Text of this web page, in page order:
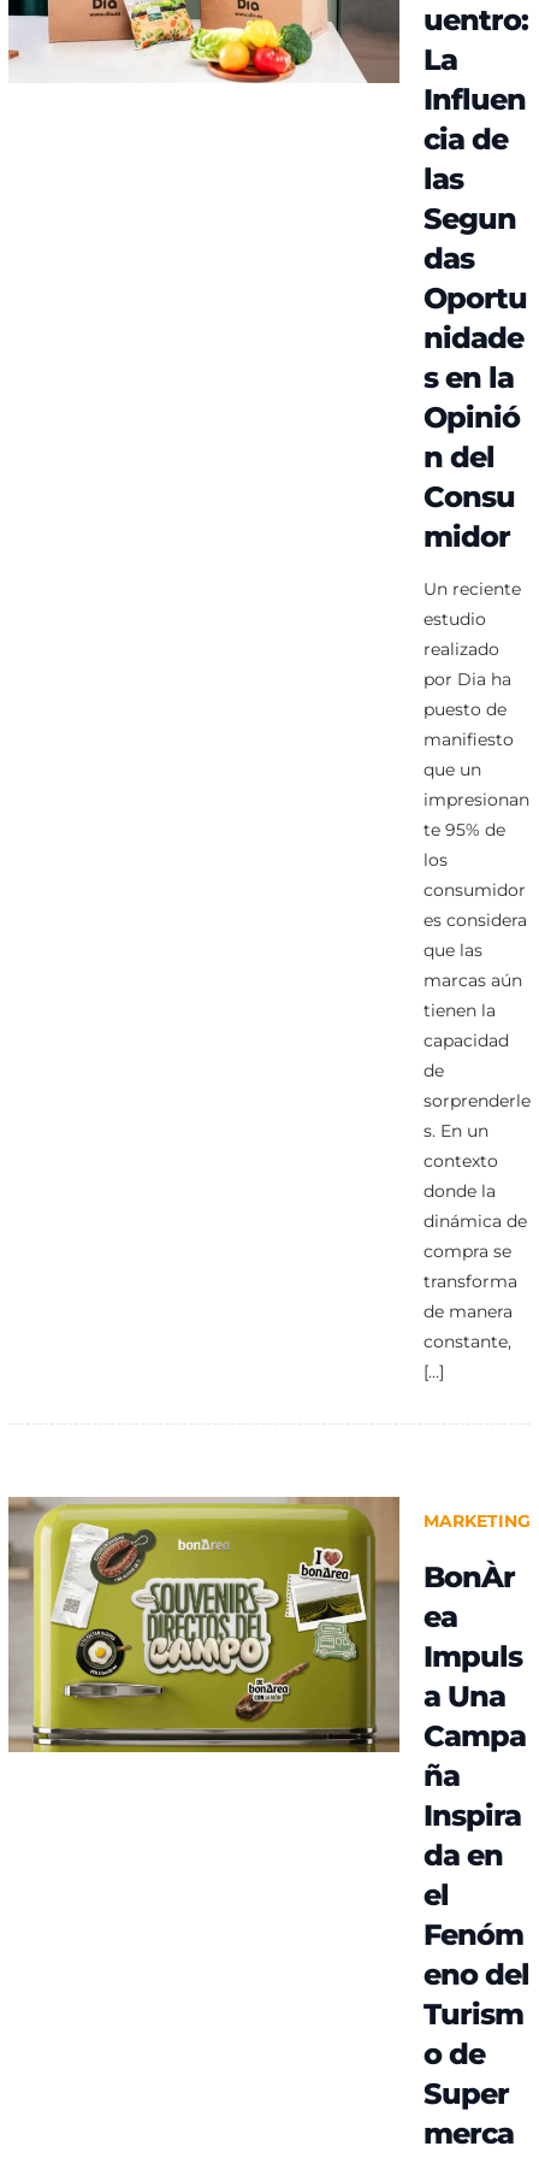
uentro:
La
Influen
cia de
las
Segun
das
Oportu
nidade
s en la
Opinió
n del
Consu
midor
Un reciente
estudio
realizado
por Dia ha
puesto de
manifiesto
que un
impresionan
te 95% de
los
consumidor
es considera
que las
marcas aún
tienen la
capacidad
de
sorprenderle
s. En un
contexto
donde la
dinámica de
compra se
transforma
de manera
constante,
[…]
MARKETING
BonÀr
ea
Impuls
a Una
Campa
ña
Inspira
da en
el
Fenóm
eno del
Turism
o de
Super
merca